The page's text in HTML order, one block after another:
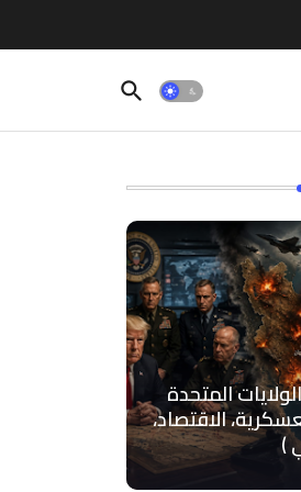
المتحدة
الاقتصاد،
)